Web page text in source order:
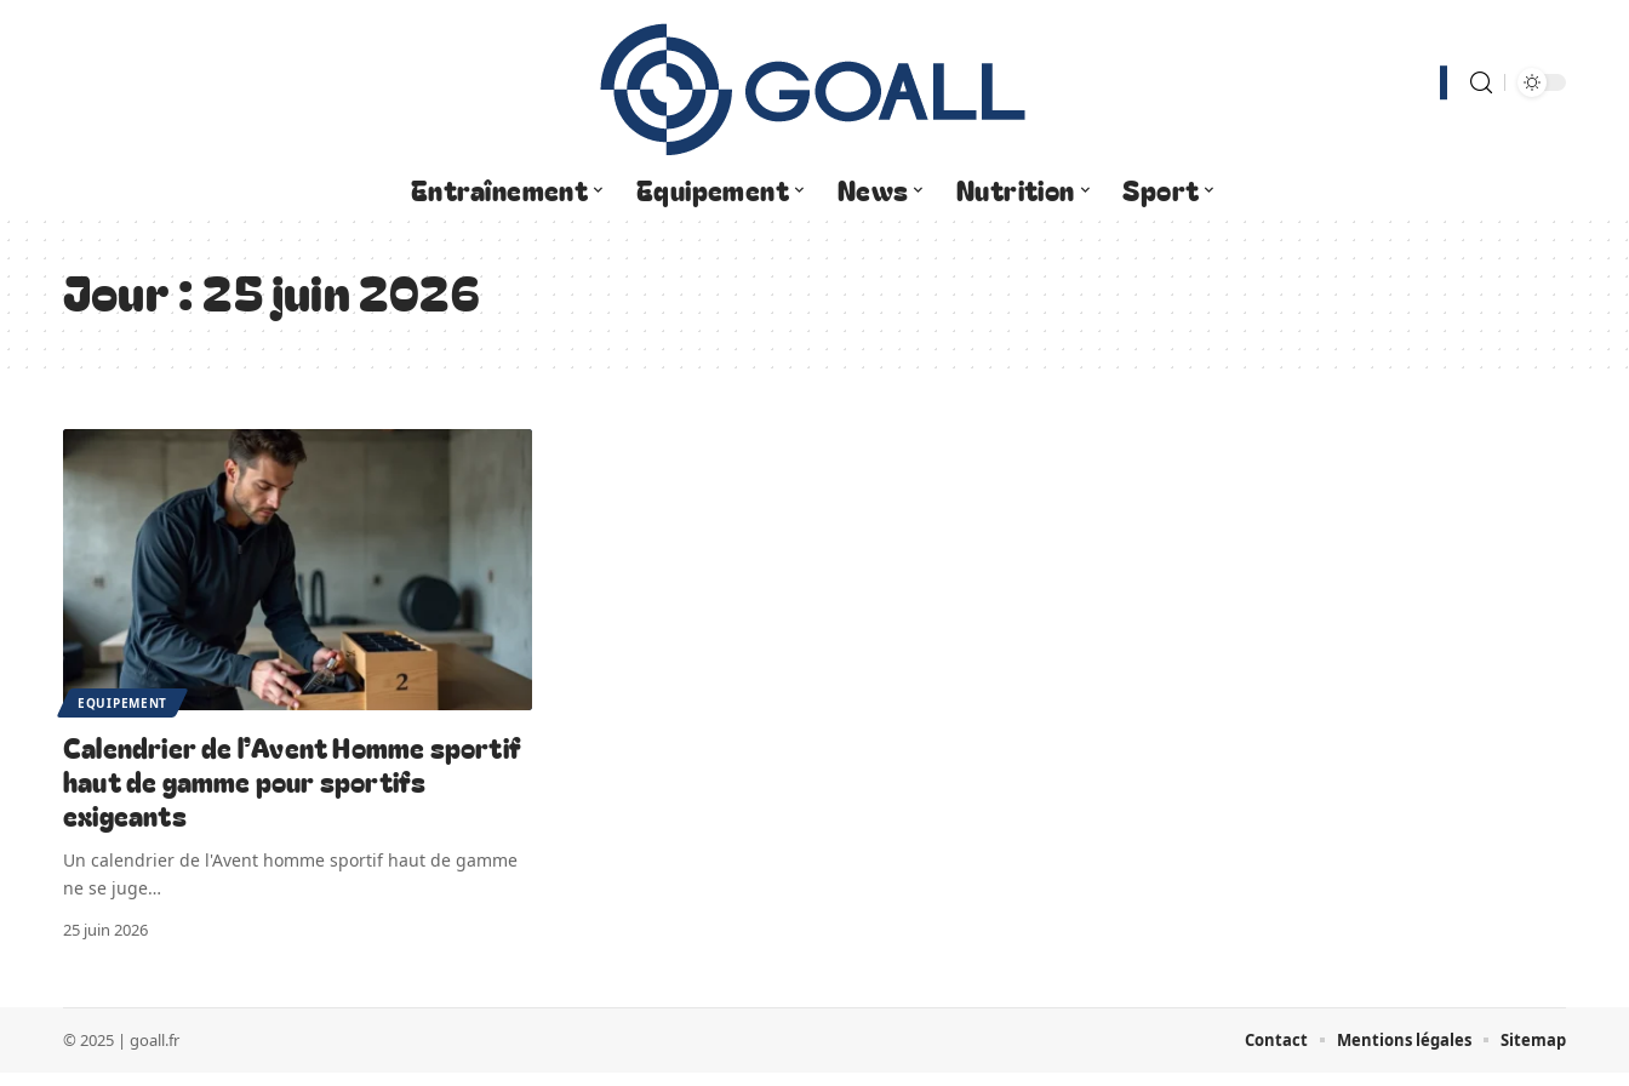
Entraînement Equipement News Nutrition Sport
Jour :25 juin 2026
EQUIPEMENT
Calendrier de l’Avent Homme sportif
haut de gamme pour sportifs
exigeants
Un calendrier de l'Avent homme sportif haut de gamme
ne se juge…
25 juin 2026
© 2025 | goall.fr Contact Mentions légales Sitemap